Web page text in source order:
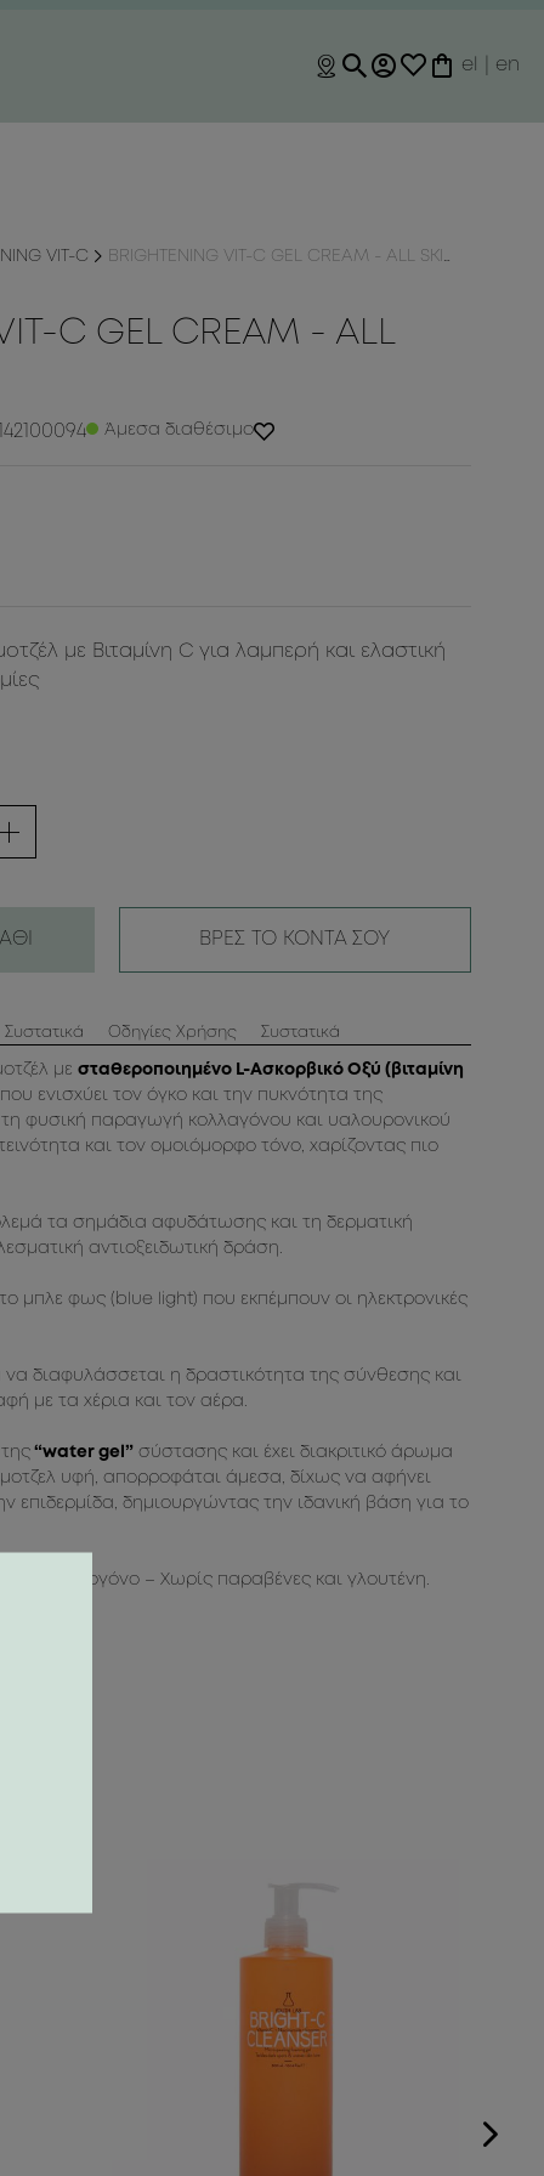
el en
VIT-C BRIGHTENING VIT-C GEL CREAM - ALL SKIN TYPES
C GEL CREAM - ALL
Άμεσα διαθέσιμο
με Βιταμίνη C για λαμπερή και ελαστική
ΒΡΕΣ ΤΟ ΚΟΝΤΑ ΣΟΥ
Συστατικά Οδηγίες Χρήσης Συστατικά
με σταθεροποιημένo L-Ασκορβικό Οξύ (βιταμίνη
ενισχύει τον όγκο και την πυκνότητα της
τη φυσική παραγωγή κολλαγόνου και υαλουρονικού
και τον ομοιόμορφο τόνο, χαρίζοντας πιο
τα σημάδια αφυδάτωσης και τη δερματική
αντιοξειδωτική δράση.
μπλε φως (blue light) που εκπέμπουν οι ηλεκτρονικές
διαφυλάσσεται η δραστικότητα της σύνθεσης και
με τα χέρια και τον αέρα.
“water gel”σύστασης και έχει διακριτικό άρωμα
υφή, απορροφάται άμεσα, δίχως να αφήνει
επιδερμίδα, δημιουργώντας την ιδανική βάση για το
φαγεσωρογόνο – Χωρίς παραβένες και γλουτένη.